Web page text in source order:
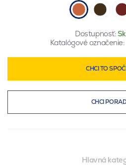
Dostupnosť:
Katalógové označenie:
CHCI TO
CHCI
Hlavná